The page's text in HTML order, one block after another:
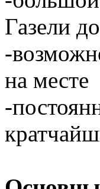
Газели
-
на месте
-